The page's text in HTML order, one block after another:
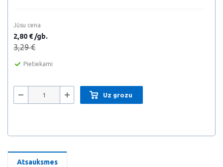
Jūsu cena
2,80 € /gb.
3,29 €
Pietiekami
Uz grozu
Atsauksmes